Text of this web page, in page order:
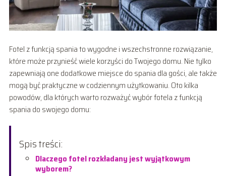
Fotel z funkcją spania to wygodne i wszechstronne rozwiązanie,
które może przynieść wiele korzyści do Twojego domu. Nie tylko
zapewniają one dodatkowe miejsce do spania dla gości, ale także
mogą być praktyczne w codziennym użytkowaniu. Oto kilka
powodów, dla których warto rozważyć wybór fotela z funkcją
spania do swojego domu:
Spis treści:
Dlaczego fotel rozkładany jest wyjątkowym
wyborem?